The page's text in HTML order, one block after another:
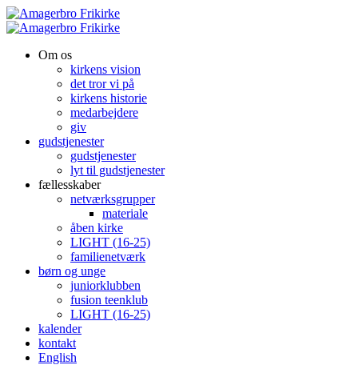
Om os
kirkens vision
det tror vi på
kirkens historie
medarbejdere
giv
gudstjenester
gudstjenester
lyt til gudstjenester
fællesskaber
netværksgrupper
materiale
åben kirke
LIGHT (16-25)
familienetværk
børn og unge
juniorklubben
fusion teenklub
LIGHT (16-25)
kalender
kontakt
English